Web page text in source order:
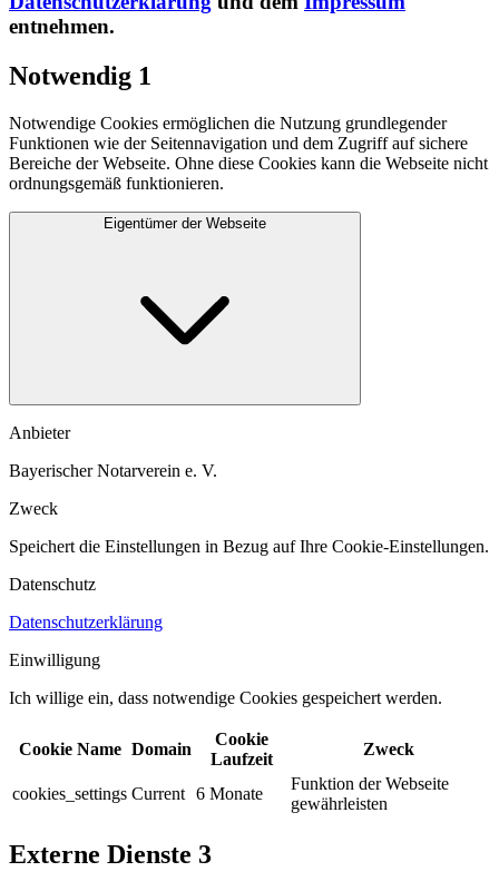
entnehmen.​
Notwendig 1
Notwendige Cookies ermöglichen die Nutzung grundlegender
Funktionen wie der Seitennavigation und dem Zugriff auf sichere
Bereiche der Webseite. Ohne diese Cookies kann die Webseite nicht
ordnungsgemäß funktionieren.
Eigentümer der Webseite
Anbieter
Bayerischer Notarverein e. V.
Zweck
Speichert die Einstellungen in Bezug auf Ihre Cookie-Einstellungen.​
Datenschutz
Datenschutzerklärung
Einwilligung
Ich willige ein, dass notwendige Cookies gespeichert werden.​
Cookie Name Domain
Cookie
Laufzeit
Zweck
cookies_settings Current 6 Monate
Funktion der Webseite
gewährleisten
Externe Dienste 3